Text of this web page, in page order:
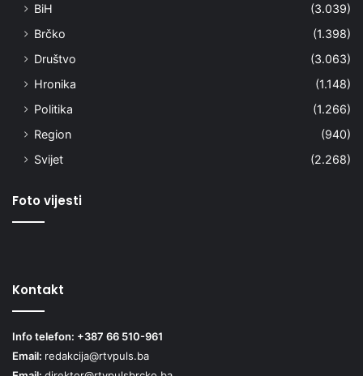
BiH
(3.039)
Brčko
(1.398)
Društvo
(3.063)
Hronika
(1.148)
Politika
(1.266)
Region
(940)
Svijet
(2.268)
Foto vijesti
Kontakt
Info telefon: +387 66 510-961
Email: redakcija@rtvpuls.ba